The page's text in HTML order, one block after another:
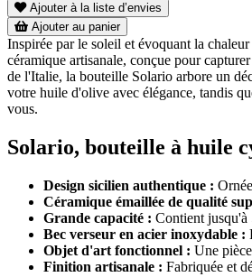
Ajouter à la liste d’envies
Ajouter au panier
Inspirée par le soleil et évoquant la
céramique artisanale, conçue pour
de l'Italie, la bouteille Solario arbore un
votre huile d'olive avec élégance, tandis
vous.
Solario, bouteille à huile
Design sicilien authentique :
Céramique émaillée de qualité
Grande capacité : Contient
Bec verseur en acier inoxydable :
Objet d'art fonctionnel : Une
Finition artisanale : Fabriquée et